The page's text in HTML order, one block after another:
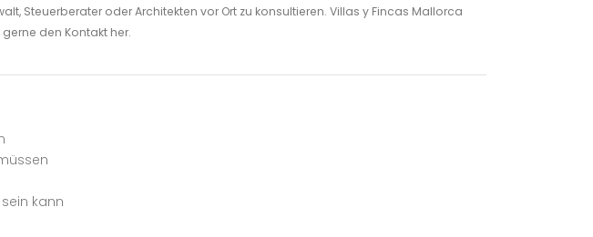
Steuerberater oder Architekten vor Ort zu konsultieren. Villas y Fincas Mallorca
den Kontakt her.
kann